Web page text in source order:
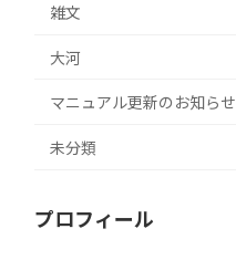
雑文
大河
マニュアル更新のお知らせ
未分類
プロフィール